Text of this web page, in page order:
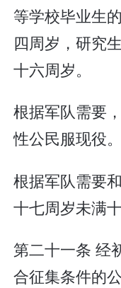
等学校毕业生
四周岁，研究
十六周岁。
根据军队需要
性公民服现役。
根据军队需要
十七周岁未满
第二十一条 经
合征集条件的